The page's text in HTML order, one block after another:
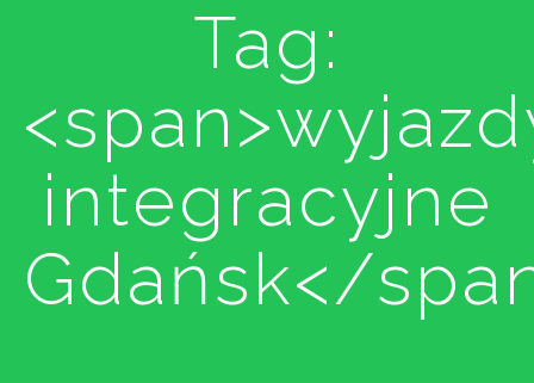
Tag:
integracyjne
Gdańsk</